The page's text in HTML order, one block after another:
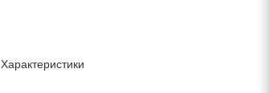
Характеристики